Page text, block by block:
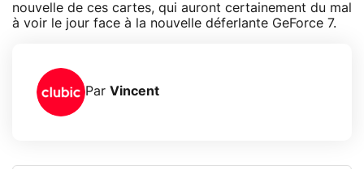
nouvelle de ces cartes, qui auront certainement du mal
à voir le jour face à la nouvelle déferlante GeForce 7.
Par Vincent